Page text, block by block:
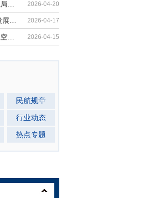
2026-04-20
2026-04-17
2026-04-15
民航规章
行业动态
热点专题